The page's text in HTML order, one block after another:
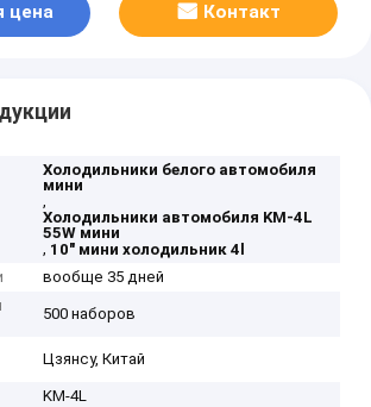
цена Контакт
Холодильники белого автомобиля
мини
,
Холодильники автомобиля KM-4L
55W мини
, 10" мини холодильник 4l
вообще 35 дней
500 наборов
Цзянсу, Китай
KM-4L